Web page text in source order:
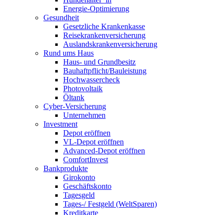
Energie-Optimierung
Gesundheit
Gesetzliche Krankenkasse
Reisekrankenversicherung
Auslandskrankenversicherung
Rund ums Haus
Haus- und Grundbesitz
Bauhaftpflicht/Bauleistung
Hochwassercheck
Photovoltaik
Öltank
Cyber-Versicherung
Unternehmen
Investment
Depot eröffnen
VL-Depot eröffnen
Advanced-Depot eröffnen
ComfortInvest
Bankprodukte
Girokonto
Geschäftskonto
Tagesgeld
Tages-/ Festgeld (WeltSparen)
Kreditkarte